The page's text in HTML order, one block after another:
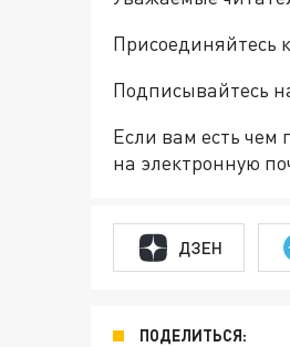
Присоединяйтесь
Подписывайтесь
Если вам есть
на электронную
ДЗЕН
ПОДЕЛИТЬСЯ: